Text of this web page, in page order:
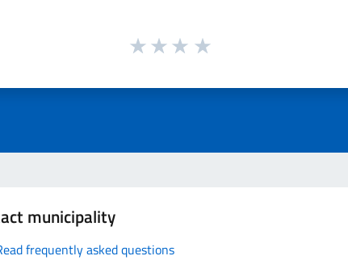
municipality
frequently asked questions